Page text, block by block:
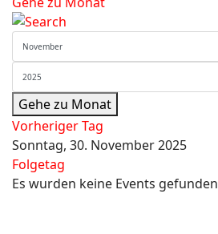
Gehe zu Monat
Vorheriger Tag
Sonntag, 30. November 2025
Folgetag
Es wurden keine Events gefunden